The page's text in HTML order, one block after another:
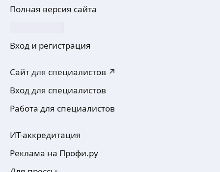
Полная версия сайта
Вход и регистрация
Сайт для специалистов ↗
Вход для специалистов
Работа для специалистов
ИТ-аккредитация
Реклама на Профи.ру